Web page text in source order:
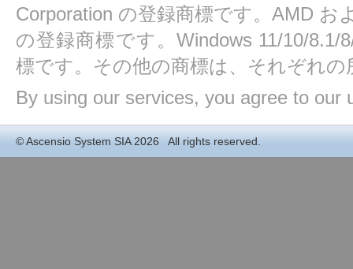
Corporation の登録商標です。AMD お
の登録商標です。Windows 11/10/8.1/
標です。その他の商標は、それぞれの
By using our services, you agree to our
©Ascensio System SIA2026 All rights reserved.